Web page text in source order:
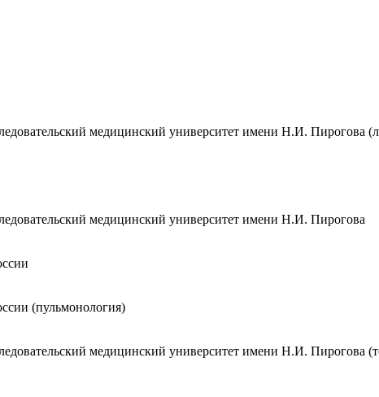
медицинский университет имени Н.И. Пирогова
медицинский университет имени Н.И. Пирогова
(пульмонология)
медицинский университет имени Н.И. Пирогова